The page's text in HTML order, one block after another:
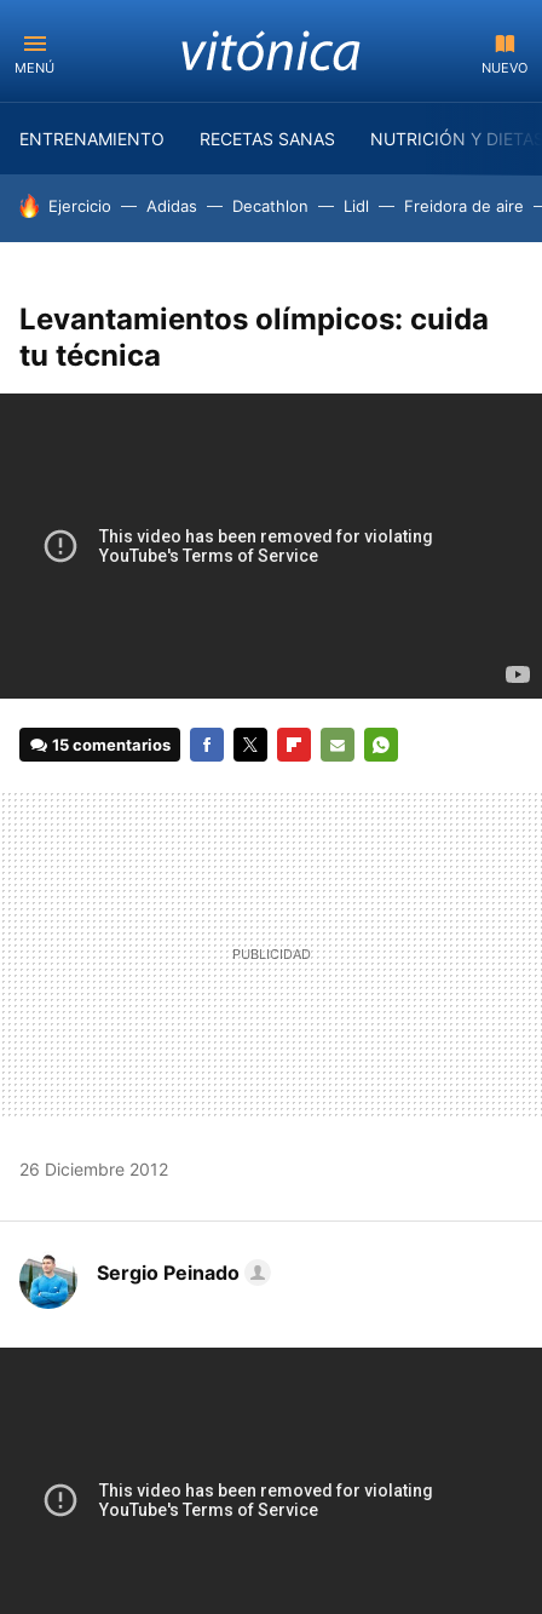
MENÚ NUEVO
ENTRENAMIENTO RECETAS SANAS NUTRICIÓN Y
HOY SE HABLA DE
Ejercicio Adidas Decathlon Lidl Freidora de aire
Levantamientos olímpicos: cuida
tu técnica
15 comentarios
MAIL
26 Diciembre 2012
Sergio Peinado